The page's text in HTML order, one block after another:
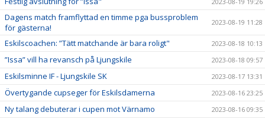
Dagens match framflyttad en timme pga bussproblem
för gästerna!
2023-08-19 11:28
Eskilscoachen: ”Tätt matchande är bara roligt" 2023-08-18 10:13
”Issa” vill ha revansch på Ljungskile 2023-08-18 09:57
Eskilsminne IF - Ljungskile SK 2023-08-17 13:31
Övertygande cupseger för Eskilsdamerna 2023-08-16 23:25
Ny talang debuterar i cupen mot Värnamo 2023-08-16 09:35